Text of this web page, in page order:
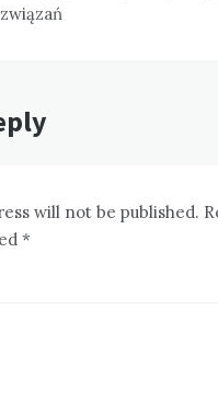
will not be published.
*